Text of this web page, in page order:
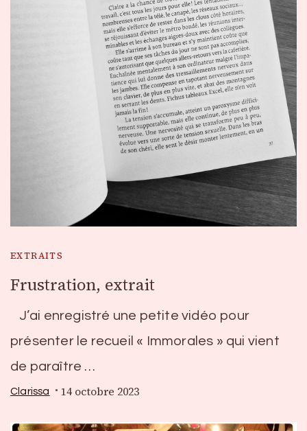
EXTRAITS
Frustration, extrait
J’ai enregistré une petite vidéo pour
présenter le recueil « Immorales » qui vient
de paraître …
Clarissa 14 octobre 2023